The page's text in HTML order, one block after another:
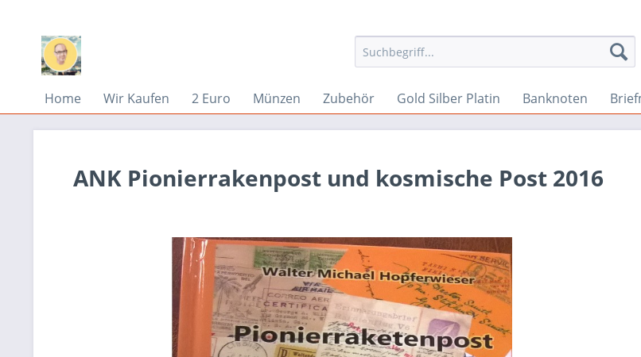
Home Wir Kaufen 2 Euro Münzen Zubehör Gold Silber Platin Banknoten
ANK Pionierrakenpost und kosmische Post 2016